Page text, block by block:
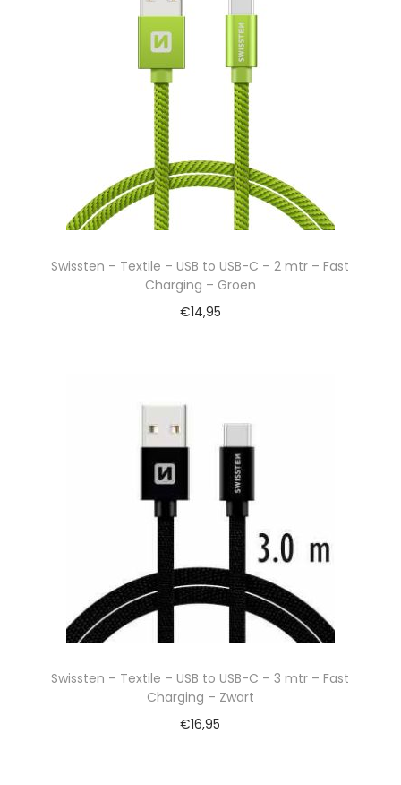
Swissten – Textile – USB to USB-C – 2 mtr – Fast
Charging – Groen
€14,95
Swissten – Textile – USB to USB-C – 3 mtr – Fast
Charging – Zwart
€16,95